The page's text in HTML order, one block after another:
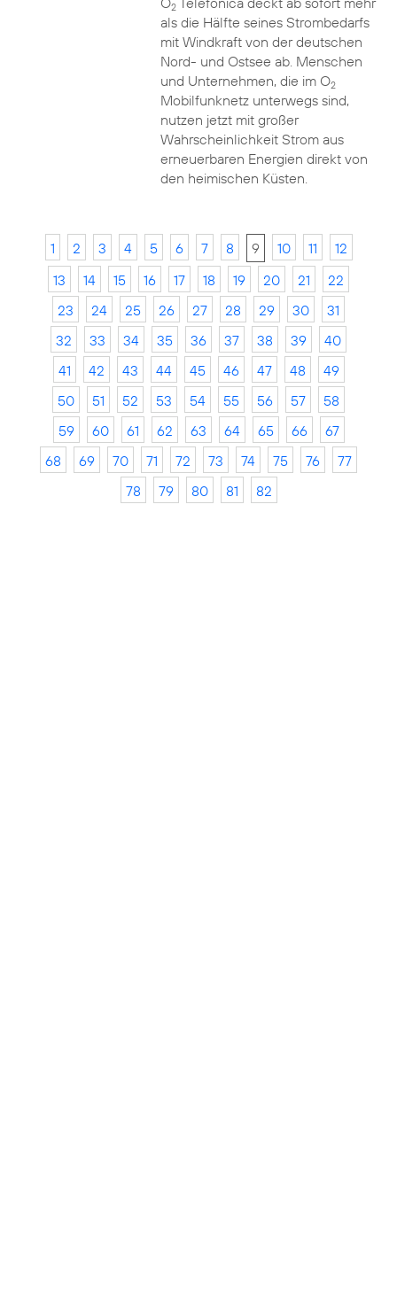
2
als die Hälfte seines Strombedarfs
mit Windkraft von der deutschen
Nord- und Ostsee ab. Menschen
und Unternehmen, die im O2
Mobilfunknetz unterwegs sind,
nutzen jetzt mit großer
Wahrscheinlichkeit Strom aus
erneuerbaren Energien direkt von
den heimischen Küsten.
1 2 3 4 5 6 7 8 9 10 11
12
13
14 15 16 17 18 19 20 21
22
23
24 25 26 27 28 29 30
31
32
33 34 35 36 37 38 39
40
41
42 43 44 45 46 47 48
49
50
51 52 53 54 55 56 57
58
59
60 61 62 63 64 65 66
67
68
69 70 71 72 73 74 75 76
77
78
79 80 81 82